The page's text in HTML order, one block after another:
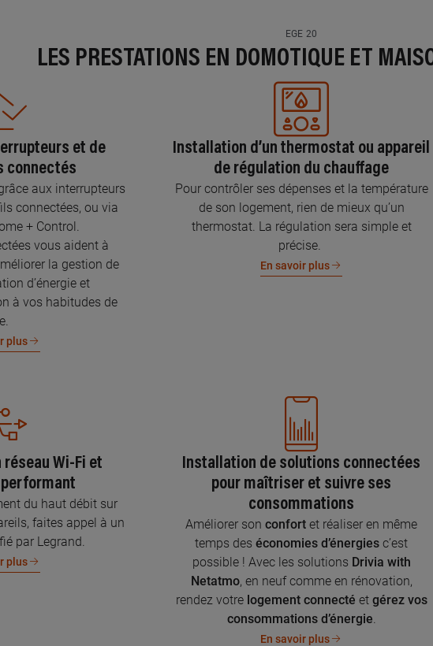
EGE 20
LES PRESTATIONS EN DOMOTIQUE ET
et de
connectés
aux interrupteurs
connectées, ou via
+ Control.
vous aident à
la gestion de
d’énergie et
à vos habitudes de
plus
Installation d’un thermostat ou appareil
de régulation du chauffage
Pour contrôler ses dépenses et la température
de son logement, rien de mieux qu’un
thermostat. La régulation sera simple et
précise.
En savoir plus
réseau Wi-Fi et
du haut débit sur
faites appel à un
par Legrand.
plus
Installation de solutions connectées
pour maîtriser et suivre ses
consommations
Améliorer son confort et réaliser en même
temps des économies d’énergies c’est
possible ! Avec les solutions Drivia with
Netatmo, en neuf comme en rénovation,
rendez votre logement connecté et gérez vos
consommations d’énergie.
En savoir plus